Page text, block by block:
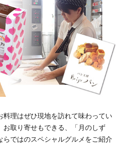
料理はぜひ現地を訪れて味わってい
お取り寄せもできる、「月のしず
らではのスペシャルグルメをご紹介